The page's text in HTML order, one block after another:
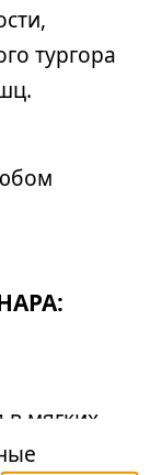
тургора
мягких